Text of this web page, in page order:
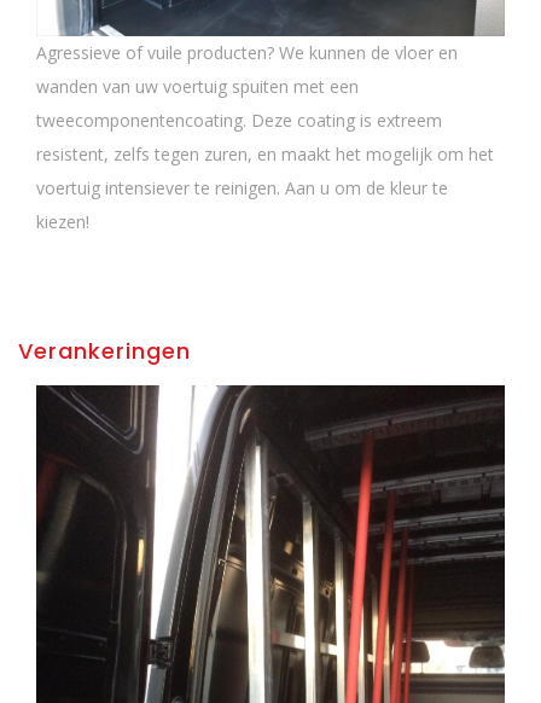
Agressieve of vuile producten? We kunnen de vloer en
wanden van uw voertuig spuiten met een
tweecomponentencoating. Deze coating is extreem
resistent, zelfs tegen zuren, en maakt het mogelijk om het
voertuig intensiever te reinigen. Aan u om de kleur te
kiezen!
Verankeringen